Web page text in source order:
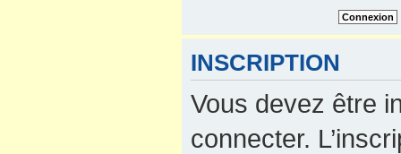
INSCRIPTION
Vous devez être
connecter.